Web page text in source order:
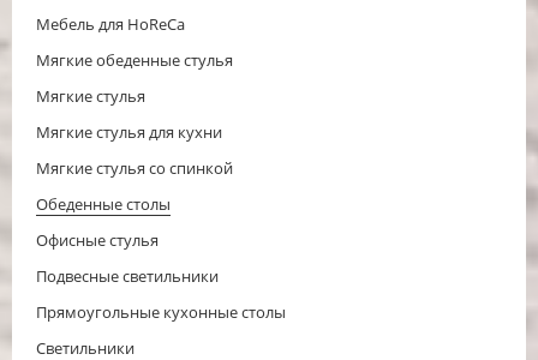
Мебель для HoReCa
Мягкие обеденные стулья
Мягкие стулья
Мягкие стулья для кухни
Мягкие стулья со спинкой
Обеденные столы
Офисные стулья
Подвесные светильники
Прямоугольные кухонные столы
Светильники